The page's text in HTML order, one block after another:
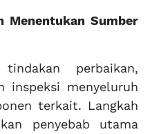
Menentukan Sumber
perbaikan,
inspeksi menyeluruh
terkait. Langkah
penyebab utama